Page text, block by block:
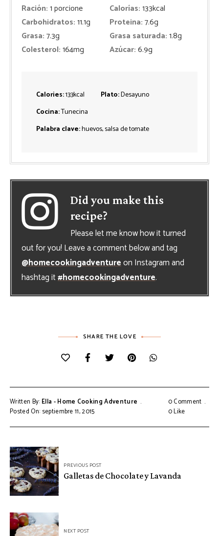
Ración:1porcione Calorías:133kcal
Carbohidratos:11.1g Proteina:7.6g
Grasa:7.3g Grasa saturada:1.8g
Colesterol:164mg Azúcar:6.9g
Calories:133kcal Plato:Desayuno
Cocina:Tunecina
Palabra clave:huevos, salsa de tomate
Did you make this
recipe?
Please let me know how it turned
out for you! Leave a comment below and tag
@homecookingadventureon Instagram and
hashtag it#homecookingadventure.
SHARE THE LOVE
Written By: Ella - Home Cooking Adventure
Posted On: septiembre 11, 2015
0 Comment
0Like
Navegación
de
entradas
PREVIOUS POST
Galletas de Chocolate y Lavanda
NEXT POST